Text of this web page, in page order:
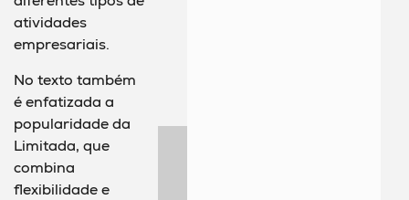
atividades
empresariais.
No texto também
é enfatizada a
popularidade da
Limitada, que
combina
flexibilidade e